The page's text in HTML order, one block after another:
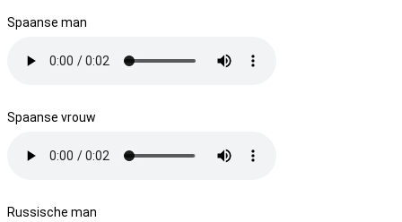
Spaanse man
Spaanse vrouw
Russische man